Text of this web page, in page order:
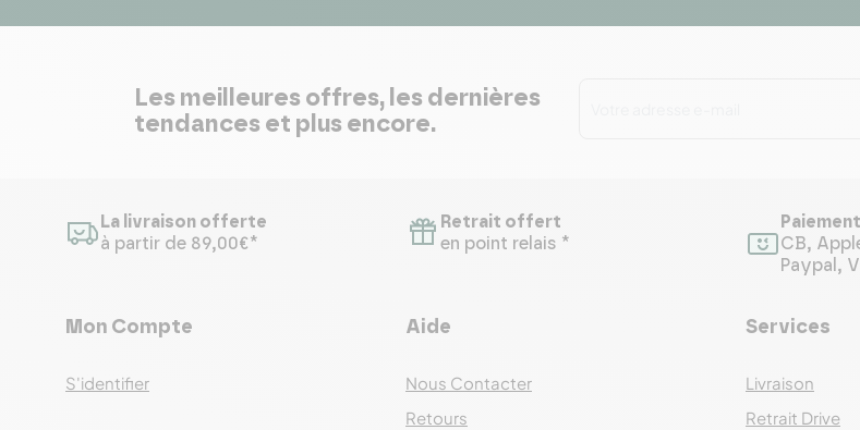
Les meilleures offres, les dernières
tendances et plus encore.
La livraison offerte
à partir de 89,00€*
Retrait offert
en point relais *
CB,
Paypal,
Mon Compte
S'identifier
Aide
Nous Contacter
Retours
Services
Livraison
Retrait Drive